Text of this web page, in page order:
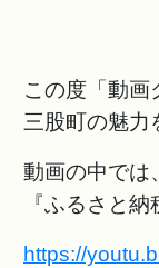
この度「動画
三股町の魅力
動画の中では
『ふるさと
https://